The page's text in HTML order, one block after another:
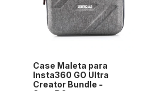
Case Maleta para
Insta360 GO Ultra
Creator Bundle -